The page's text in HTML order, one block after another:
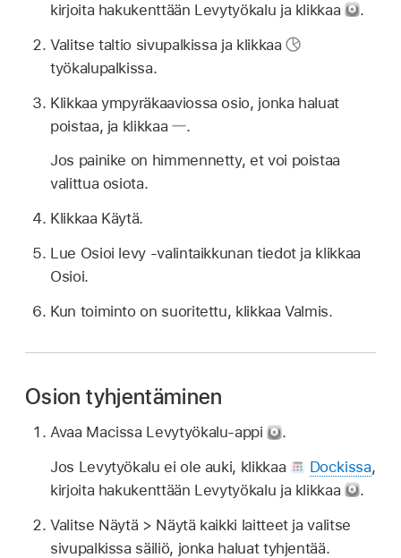
kirjoita hakukenttään Levytyökalu ja klikkaa
.
Valitse taltio sivupalkissa ja klikkaa
työkalupalkissa.
Klikkaa ympyräkaaviossa osio, jonka haluat
poistaa, ja klikkaa
.
Jos painike on himmennetty, et voi poistaa
valittua osiota.
Klikkaa Käytä.
Lue Osioi levy -valintaikkunan tiedot ja klikkaa
Osioi.
Kun toiminto on suoritettu, klikkaa Valmis.
Osion tyhjentäminen
Avaa Macissa Levytyökalu-appi
.
Jos Levytyökalu ei ole auki, klikkaa
Dockissa,
kirjoita hakukenttään Levytyökalu ja klikkaa
.
Valitse Näytä > Näytä kaikki laitteet ja valitse
sivupalkissa säiliö, jonka haluat tyhjentää.